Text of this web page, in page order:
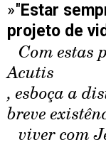
»"Estar
projeto de
Com estas
Acutis
, esboça a
breve
viver com